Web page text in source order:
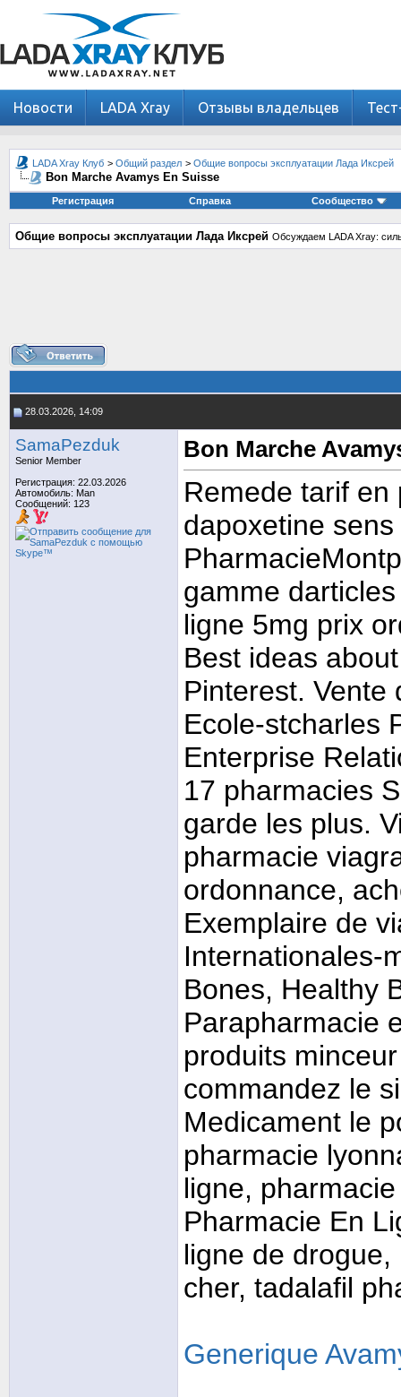
Новости LADA Xray Отзывы владельцев
LADA Xray Клуб > Общий раздел > Общие вопросы эксплуатации Лада Иксрей
Bon Marche Avamys En Suisse
Регистрация Справка Сообщество
Общие вопросы эксплуатации Лада Иксрей Обсуждаем LADA Xray:
28.03.2026, 14:09
SamaPezduk
Senior Member
Регистрация: 22.03.2026
Автомобиль: Man
Сообщений: 123
Bon Marche
Remede tarif
dapoxetine
gamme
ligne 5mg prix
Best ideas
Pinterest. Vente
Ecole-stcharles
Enterprise
17 pharmacies
garde les plus.
pharmacie
ordonnance,
Exemplaire de
Internationales-
Bones, Healthy
Parapharmacie
produits
commandez le
Medicament le
pharmacie
ligne,
Pharmacie En
ligne de
cher, tadalafil
Generique